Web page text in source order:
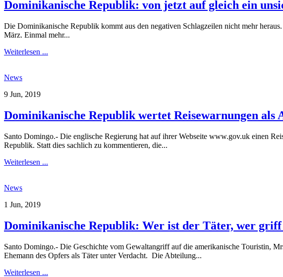
Dominikanische Republik: von jetzt auf gleich ein
Die Dominikanische Republik kommt aus den negativen Schlagzeilen nicht mehr
März. Einmal mehr...
Weiterlesen ...
News
9 Jun, 2019
Dominikanische Republik wertet Reisewarnungen als
Santo Domingo.- Die englische Regierung hat auf ihrer Webseite www.gov.uk einen
Republik. Statt dies sachlich zu kommentieren, die...
Weiterlesen ...
News
1 Jun, 2019
Dominikanische Republik: Wer ist der Täter, wer
Santo Domingo.- Die Geschichte vom Gewaltangriff auf die amerikanische Touristin,
Ehemann des Opfers als Täter unter Verdacht. Die Abteilung...
Weiterlesen ...